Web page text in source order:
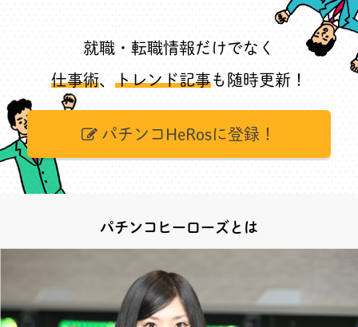
就職・転職情報だけでなく
仕事術、 トレンド記事も随時更新！
パチンコHeRosに登録！
パチンコヒーローズとは